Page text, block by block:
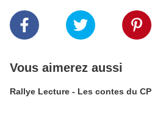
Vous aimerez aussi
Rallye Lecture - Les contes du CP